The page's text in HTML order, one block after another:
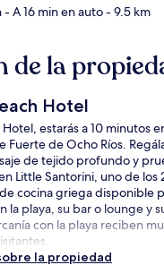
- A 16 min en auto- 9.5 km
de la
Hotel
Hotel, estarás a 10 minutos
Fuerte de Ocho Ríos.
de tejido profundo y
Little Santorini, uno de los
cocina griega disponible
la playa, su bar o lounge y
con la playa reciben
la propiedad